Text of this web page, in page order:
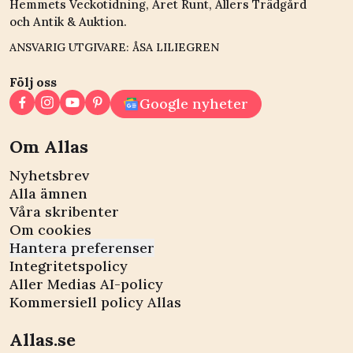
Hemmets Veckotidning, Året Runt, Allers Trädgård
och Antik & Auktion.
ANSVARIG UTGIVARE: ÅSA LILIEGREN
Följ oss
Google nyheter
Om Allas
Nyhetsbrev
Alla ämnen
Våra skribenter
Om cookies
Hantera preferenser
Integritetspolicy
Aller Medias AI-policy
Kommersiell policy Allas
Allas.se